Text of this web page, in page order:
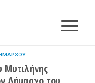
Μυτιλήνης
Δήμαρχο του